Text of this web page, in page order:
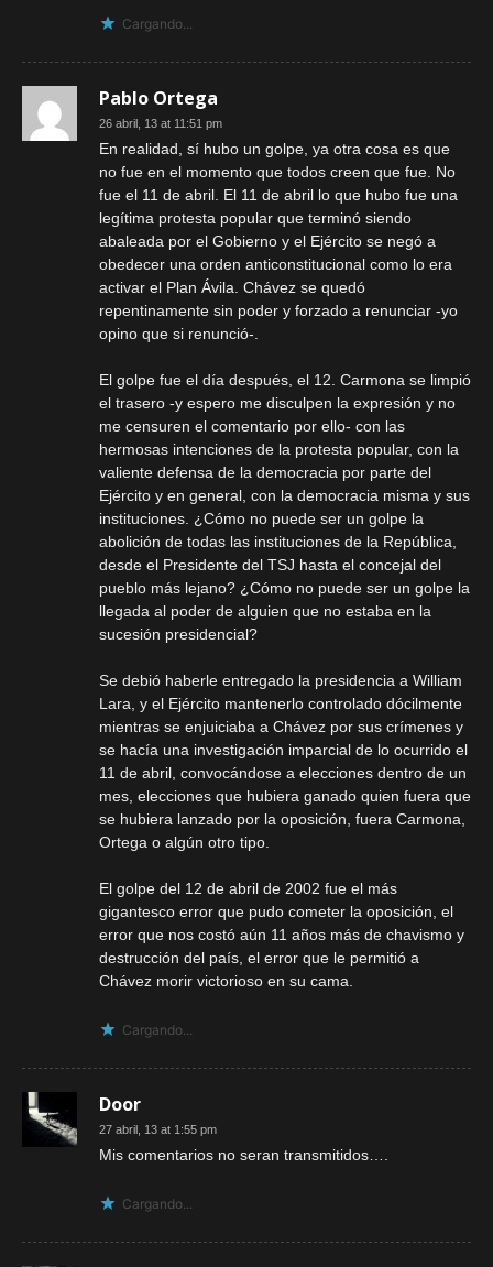
Cargando...
Pablo Ortega
26 abril, 13 at 11:51 pm
En realidad, sí hubo un golpe, ya otra cosa es que
no fue en el momento que todos creen que fue. No
fue el 11 de abril. El 11 de abril lo que hubo fue una
legítima protesta popular que terminó siendo
abaleada por el Gobierno y el Ejército se negó a
obedecer una orden anticonstitucional como lo era
activar el Plan Ávila. Chávez se quedó
repentinamente sin poder y forzado a renunciar -yo
opino que si renunció-.
El golpe fue el día después, el 12. Carmona se limpió
el trasero -y espero me disculpen la expresión y no
me censuren el comentario por ello- con las
hermosas intenciones de la protesta popular, con la
valiente defensa de la democracia por parte del
Ejército y en general, con la democracia misma y sus
instituciones. ¿Cómo no puede ser un golpe la
abolición de todas las instituciones de la República,
desde el Presidente del TSJ hasta el concejal del
pueblo más lejano? ¿Cómo no puede ser un golpe la
llegada al poder de alguien que no estaba en la
sucesión presidencial?
Se debió haberle entregado la presidencia a William
Lara, y el Ejército mantenerlo controlado dócilmente
mientras se enjuiciaba a Chávez por sus crímenes y
se hacía una investigación imparcial de lo ocurrido el
11 de abril, convocándose a elecciones dentro de un
mes, elecciones que hubiera ganado quien fuera que
se hubiera lanzado por la oposición, fuera Carmona,
Ortega o algún otro tipo.
El golpe del 12 de abril de 2002 fue el más
gigantesco error que pudo cometer la oposición, el
error que nos costó aún 11 años más de chavismo y
destrucción del país, el error que le permitió a
Chávez morir victorioso en su cama.
Cargando...
Door
27 abril, 13 at 1:55 pm
Mis comentarios no seran transmitidos….
Cargando...